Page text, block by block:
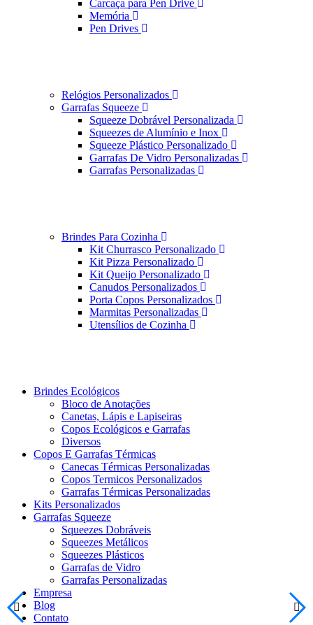
Carcaça para Pen Drive
Memória
Pen Drives
Relógios Personalizados
Garrafas Squeeze
Squeeze Dobrável Personalizada
Squeezes de Alumínio e Inox
Squeeze Plástico Personalizado
Garrafas De Vidro Personalizadas
Garrafas Personalizadas
Brindes Para Cozinha
Kit Churrasco Personalizado
Kit Pizza Personalizado
Kit Queijo Personalizado
Canudos Personalizados
Porta Copos Personalizados
Marmitas Personalizadas
Utensílios de Cozinha
Brindes Ecológicos
Bloco de Anotações
Canetas, Lápis e Lapiseiras
Copos Ecológicos e Garrafas
Diversos
Copos E Garrafas Térmicas
Canecas Térmicas Personalizadas
Copos Termicos Personalizados
Garrafas Térmicas Personalizadas
Kits Personalizados
Garrafas Squeeze
Squeezes Dobráveis
Squeezes Metálicos
Squeezes Plásticos
Garrafas de Vidro
Garrafas Personalizadas
Empresa
Blog
Contato